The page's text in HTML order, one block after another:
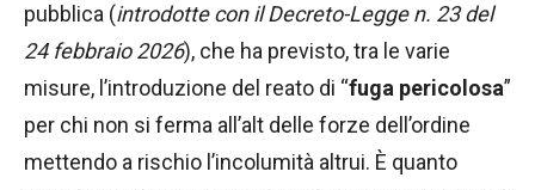
pubblica (introdotte con il Decreto-Legge n. 23 del
24 febbraio 2026), che ha previsto, tra le varie
misure, l’introduzione del reato di “fuga pericolosa”
per chi non si ferma all’alt delle forze dell’ordine
mettendo a rischio l’incolumità altrui. È quanto